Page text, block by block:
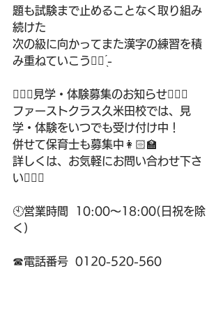
題も試験まで止めることなく取り組み
続けた
次の級に向かってまた漢字の練習を積
み重ねていこう✊🏻 ̖́-
💁🏻‍♂️見学・体験募集のお知らせ🙋🏻‍♀️
ファーストクラス久米田校では、見
学・体験をいつでも受け付け中！
併せて保育士も募集中👩🏻‍🏫
詳しくは、お気軽にお問い合わせ下さ
い💁🏻‍♀️
🕙営業時間  10:00〜18:00(日祝を除
く)
☎電話番号  0120-520-560